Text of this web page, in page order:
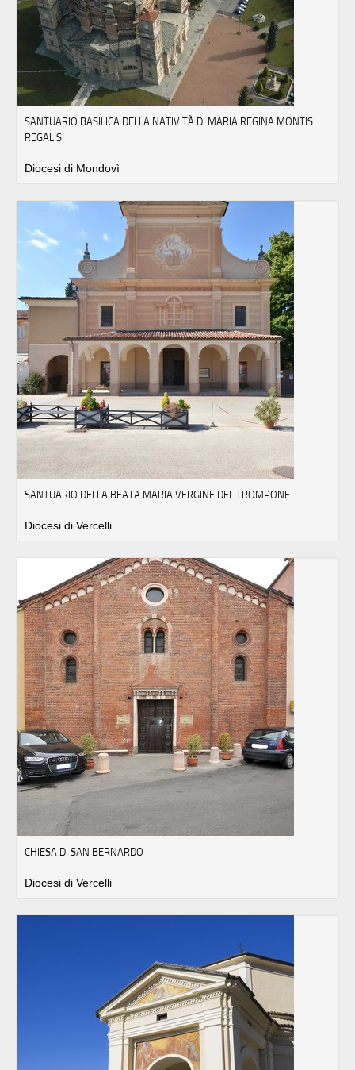
SANTUARIO BASILICA DELLA NATIVITÀ DI MARIA REGINA MONTIS
REGALIS
Diocesi di Mondovì
SANTUARIO DELLA BEATA MARIA VERGINE DEL TROMPONE
Diocesi di Vercelli
CHIESA DI SAN BERNARDO
Diocesi di Vercelli